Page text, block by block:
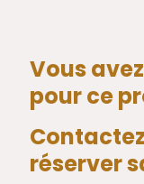
Vous
pour ce
réserver